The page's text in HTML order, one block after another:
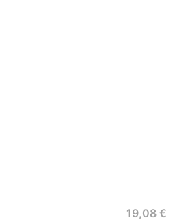
19,08 €